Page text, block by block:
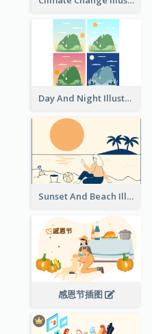
Day And Night Illustration
Sunset And Beach Illustration
感恩节插图